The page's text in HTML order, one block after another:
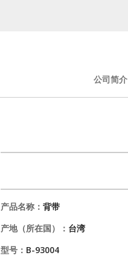
公司简介
产品名称： 背带
产地（所在国）： 台湾
型号： B-93004